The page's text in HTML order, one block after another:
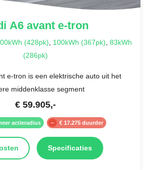
A6 avant e-tron
(428pk), 100kWh (367pk), 83kWh
(286pk)
e-tron is een elektrische auto uit het
middenklasse segment
€ 59.905,-
actieradius € 17.275 duurder
Specificaties